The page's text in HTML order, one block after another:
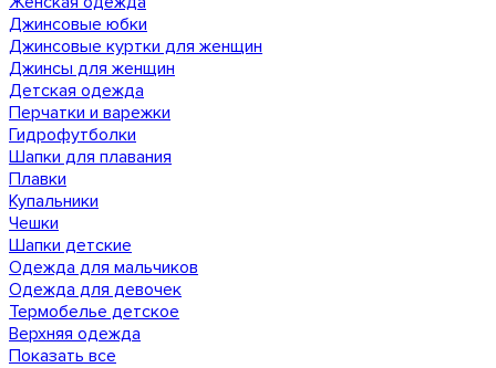
Джинсовые юбки
Джинсовые куртки для женщин
Джинсы для женщин
Детская одежда
Перчатки и варежки
Гидрофутболки
Шапки для плавания
Плавки
Купальники
Чешки
Шапки детские
Одежда для мальчиков
Одежда для девочек
Термобелье детское
Верхняя одежда
Показать все